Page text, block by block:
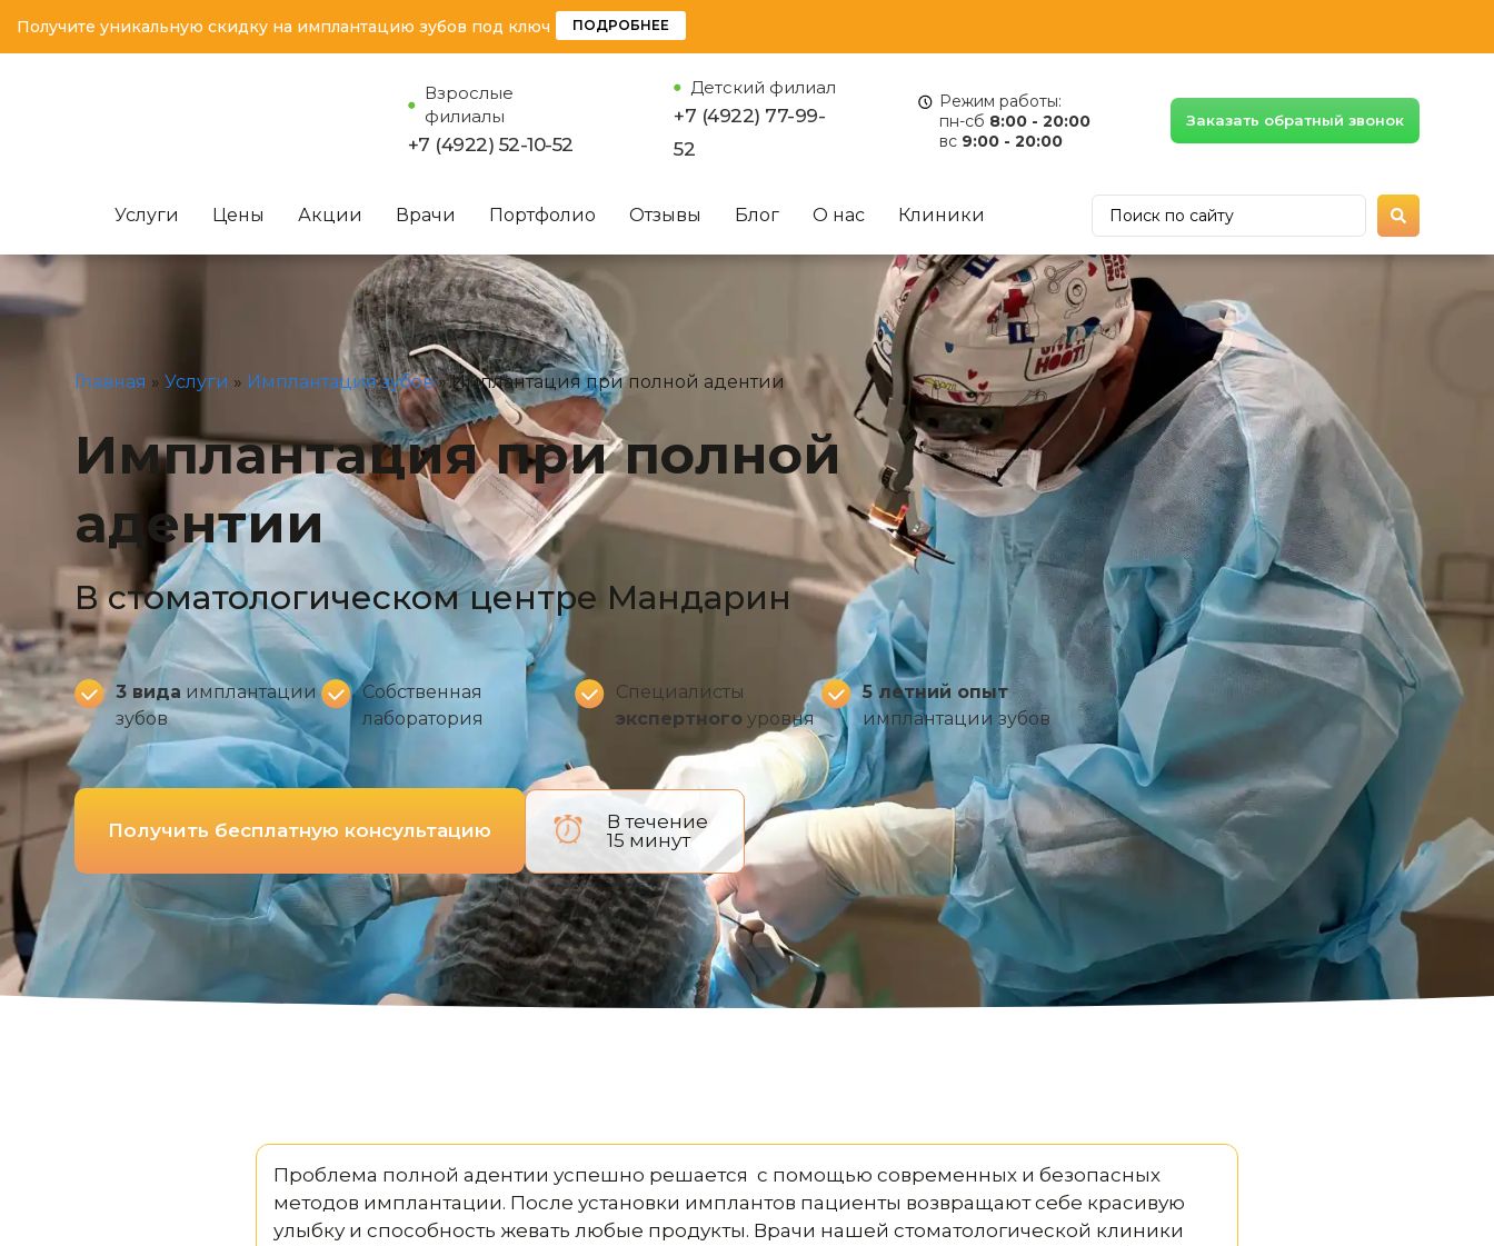
Получите уникальную скидку на имплантацию зубов под ключ ПОДРОБНЕЕ
Взрослые
филиалы
+7 (4922) 52-10-52
Детский филиал
+7 (4922) 77-99-
52
Режим работы:
пн-сб 8:00 - 20:00
вс 9:00 - 20:00
Заказать обратный звонок
Услуги Цены Акции Врачи Портфолио Отзывы Блог О нас Клиники
Главная » Услуги » Имплантация зубов»Имплантация при полной адентии
Имплантация при полной
адентии
В стоматологическом центре Мандарин
3 вида имплантации
зубов
Собственная
лаборатория
Специалисты
экспертного уровня
5 летний опыт
имплантации зубов
Получить бесплатную консультацию
В течение
15 минут
Проблема полной адентии успешно решается с помощью современных и безопасных
методов имплантации. После установки имплантов пациенты возвращают себе красивую
улыбку и способность жевать любые продукты. Врачи нашей стоматологической клиники